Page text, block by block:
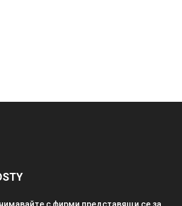
с фирми представящи се за